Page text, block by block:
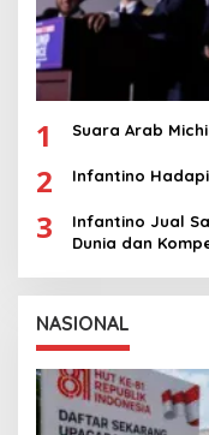
1 Suara Arab
2 Infantino Hadapi
3
Infantino Jual
Dunia dan
NASIONAL